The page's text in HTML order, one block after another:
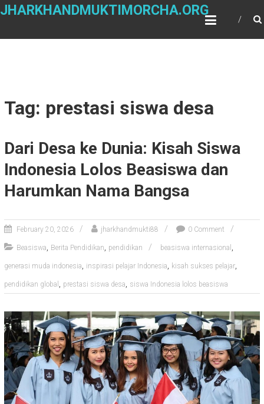
Skip
JHARKHANDMUKTIMORCHA.ORG
Tag: prestasi siswa desa
Dari Desa ke Dunia: Kisah Siswa
Indonesia Lolos Beasiswa dan
Harumkan Nama Bangsa
February 20, 2026 jharkhandmukti88 0 Comment
Beasiswa, Berita Pendidikan, pendidikan beasiswa internasional ,
generasi muda indonesia, inspirasi pelajar Indonesia, kisah sukses pelajar,
pendidikan global , prestasi siswa desa, siswa Indonesia lolos beasiswa